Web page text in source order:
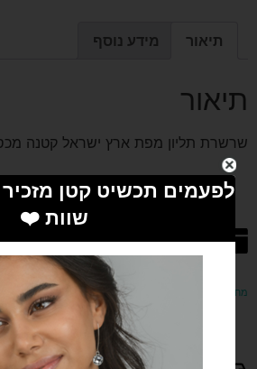
תיאור מידע נוסף
תיאור
שרשרת תליון מפת ארץ ישראל קטנה מכסף
מחפשים את המתנה המושלמת? מפנקים ומפתיעים עם